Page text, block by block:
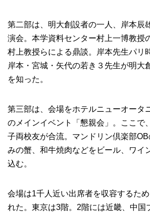
第二部は、明大創設者の一人、岸本辰
演会。本学資料センター村上一博教授
村上教授らによる鼎談。岸本先生パリ
岸本・宮城・矢代の若き３先生が明大
を知った。
第三部は、会場をホテルニューオータ
のメインイベント「懇親会」。ここで
子両校友が合流。マンドリン倶楽部
みの蟹、和牛焼肉などをビール、ワイ
込む。
会場は1千人近い出席者を収容するた
れた。東京は3階。2階には近畿、中国